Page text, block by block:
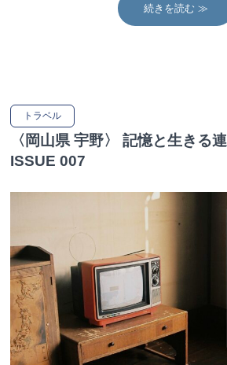
続きを読む ≫
トラベル
〈岡山県 宇野〉 記憶と生きる
ISSUE 007